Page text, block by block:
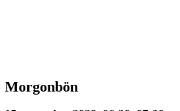
Morgonbön